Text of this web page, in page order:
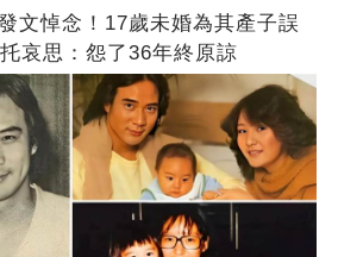
文悼念！17歲未婚為其產子誤
哀思：怨了36年終原諒